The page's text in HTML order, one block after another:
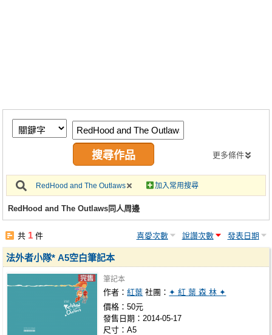
繪圖藝廊
交流中心
攤位轉讓區
會員功能選單
註冊會員
更多條件
RedHood and The Outlaws 加入常用搜尋
RedHood and The Outlaws同人周邊
共 1 件 喜愛次數 說讚次數 發表日期
法外者小隊* A5空白筆記本
筆記本
作者：紅葉 社團： ✦ 紅 葉 森 林 ✦
價格：50元
發售日期：2014-05-17
尺寸：A5